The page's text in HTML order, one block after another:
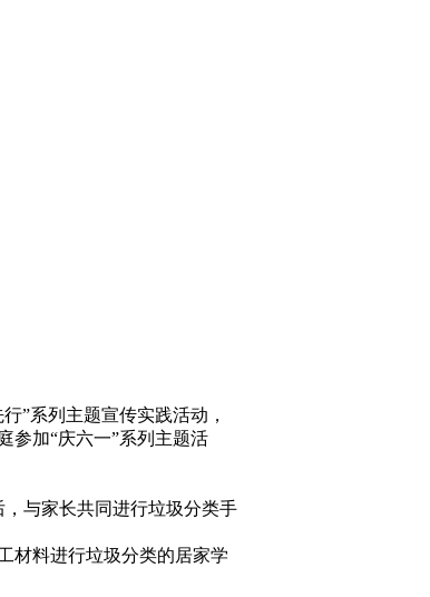
”系列主题宣传实践活动，
参加“庆六一”系列主题活
与家长共同进行垃圾分类手
材料进行垃圾分类的居家学